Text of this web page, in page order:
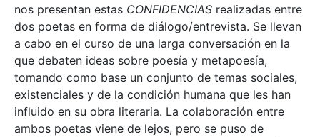
nos presentan estas CONFIDENCIAS realizadas entre
dos poetas en forma de diálogo/entrevista. Se llevan
a cabo en el curso de una larga conversación en la
que debaten ideas sobre poesía y metapoesía,
tomando como base un conjunto de temas sociales,
existenciales y de la condición humana que les han
influido en su obra literaria. La colaboración entre
ambos poetas viene de lejos, pero se puso de